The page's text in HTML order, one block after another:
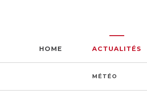
HOME ACTUALITÉS
MÉTÉO